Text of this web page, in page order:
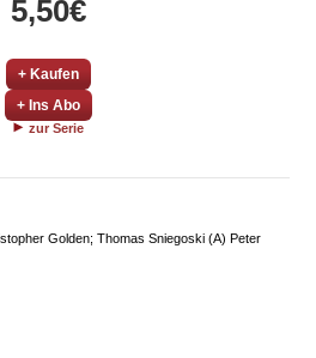
5,50€
+ Kaufen
+ Ins Abo
zur Serie
Golden; Thomas Sniegoski (A) Peter